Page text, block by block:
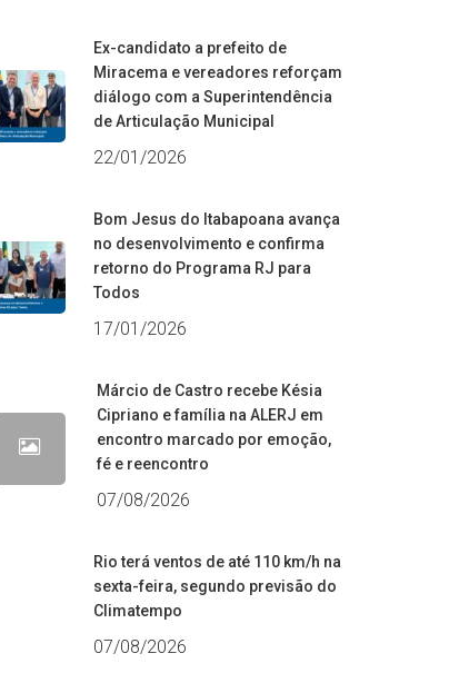
Ex-candidato a prefeito de
Miracema e vereadores reforçam
diálogo com a Superintendência
de Articulação Municipal
22/01/2026
Bom Jesus do Itabapoana avança
no desenvolvimento e confirma
retorno do Programa RJ para
Todos
17/01/2026
Márcio de Castro recebe Késia
Cipriano e família na ALERJ em
encontro marcado por emoção,
fé e reencontro
07/08/2026
Rio terá ventos de até 110 km/h na
sexta-feira, segundo previsão do
Climatempo
07/08/2026